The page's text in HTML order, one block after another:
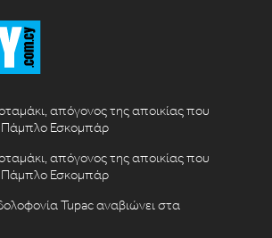
απόγονος της αποικίας που
Εσκομπάρ
απόγονος της αποικίας που
Εσκομπάρ
Tupac αναβιώνει στα